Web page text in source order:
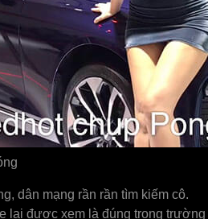
dân mạng rần rần tìm kiếm cô.
lại được xem là đúng trong trường